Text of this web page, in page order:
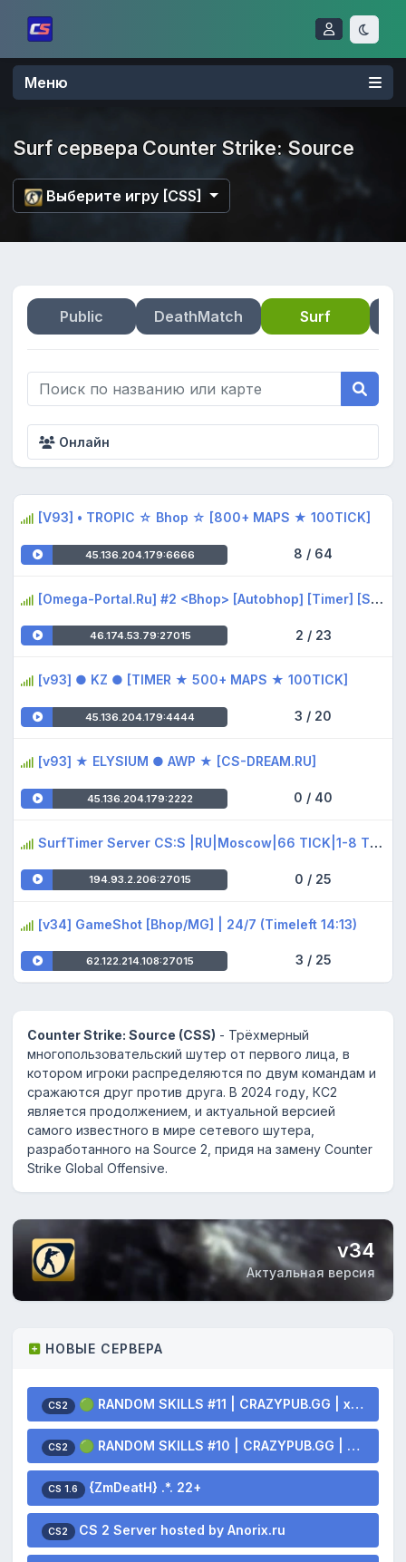
Меню
Surf сервера Counter Strike: Source
Выберите игру [CSS]
Public DeathMatch Surf
Онлайн
[V93] • TROPIC ☆ Bhop ☆ [800+ MAPS ★ 100TICK]
45.136.204.179:6666 8 / 64
[Omega-Portal.Ru] #2 <Bhop> [Autobhop] [Timer] [Styles] [Ranks]
46.174.53.79:27015 2 / 23
[v93] ● KZ ● [TIMER ★ 500+ MAPS ★ 100TICK]
45.136.204.179:4444 3 / 20
[v93] ★ ELYSIUM ● AWP ★ [CS-DREAM.RU]
45.136.204.179:2222 0 / 40
SurfTimer Server CS:S |RU|Moscow|66 TICK|1-8 TIER|
194.93.2.206:27015 0 / 25
[v34] GameShot [Bhop/MG] | 24/7 (Timeleft 14:13)
62.122.214.108:27015 3 / 25
Counter Strike: Source (CSS) - Трёхмерный
многопользовательский шутер от первого лица, в
котором игроки распределяются по двум командам и
сражаются друг против друга. В 2024 году, КС2
является продолжением, и актуальной версией
самого известного в мире сетевого шутера,
разработанного на Source 2, придя на замену Counter
Strike Global Offensive.
v34
Актуальная версия
НОВЫЕ СЕРВЕРА
CS2 🟢 RANDOM SKILLS #11 | CRAZYPUB.GG | x2 DROP SKINS
CS2 🟢 RANDOM SKILLS #10 | CRAZYPUB.GG | x2 DROP SKINS
CS 1.6 {ZmDeatH} .*. 22+
CS2 CS 2 Server hosted by Anorix.ru